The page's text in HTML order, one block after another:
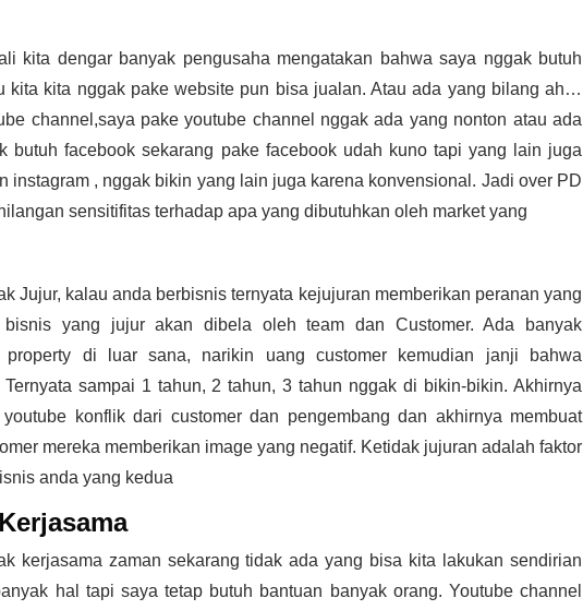
kita dengar banyak pengusaha mengatakan bahwa saya nggak butuh
kita kita nggak pake website pun bisa jualan. Atau ada yang bilang ah…
channel,saya pake youtube channel nggak ada yang nonton atau ada
butuh facebook sekarang pake facebook udah kuno tapi yang lain juga
instagram , nggak bikin yang lain juga karena konvensional. Jadi over PD
sensitifitas terhadap apa yang dibutuhkan oleh market yang
Jujur, kalau anda berbisnis ternyata kejujuran memberikan peranan yang
bisnis yang jujur akan dibela oleh team dan Customer. Ada banyak
property di luar sana, narikin uang customer kemudian janji bahwa
sampai 1 tahun, 2 tahun, 3 tahun nggak di bikin-bikin. Akhirnya
konflik dari customer dan pengembang dan akhirnya membuat
mereka memberikan image yang negatif. Ketidak jujuran adalah faktor
anda yang kedua
kerjasama zaman sekarang tidak ada yang bisa kita lakukan sendirian
hal tapi saya tetap butuh bantuan banyak orang. Youtube channel